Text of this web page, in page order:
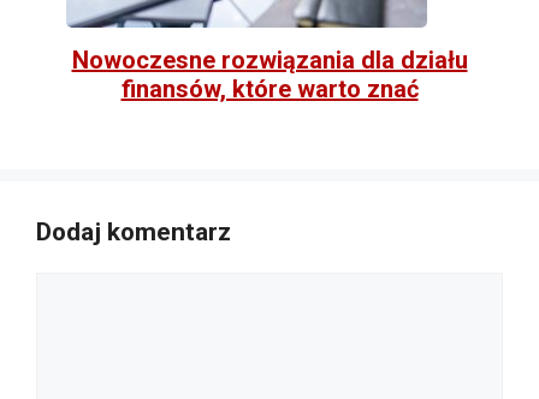
Nowoczesne rozwiązania dla działu
finansów, które warto znać
Dodaj komentarz